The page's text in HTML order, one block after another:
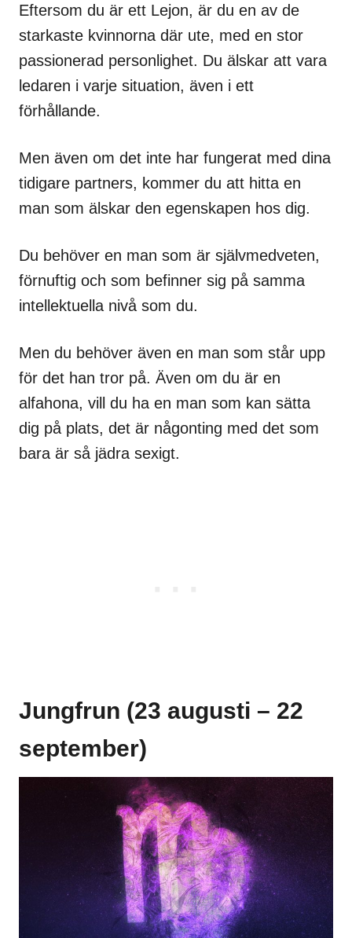
Eftersom du är ett Lejon, är du en av de
starkaste kvinnorna där ute, med en stor
passionerad personlighet. Du älskar att vara
ledaren i varje situation, även i ett
förhållande.
Men även om det inte har fungerat med dina
tidigare partners, kommer du att hitta en
man som älskar den egenskapen hos dig.
Du behöver en man som är självmedveten,
förnuftig och som befinner sig på samma
intellektuella nivå som du.
Men du behöver även en man som står upp
för det han tror på. Även om du är en
alfahona, vill du ha en man som kan sätta
dig på plats, det är någonting med det som
bara är så jädra sexigt.
Jungfrun (23 augusti – 22
september)